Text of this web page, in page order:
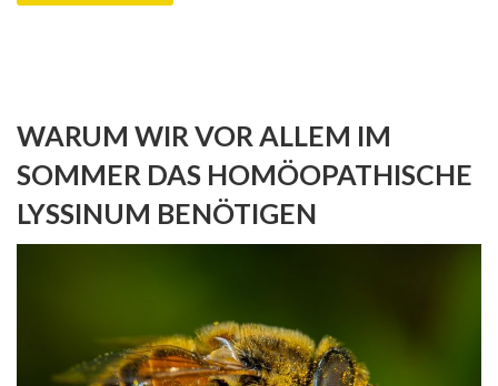
WARUM WIR VOR ALLEM IM
SOMMER DAS HOMÖOPATHISCHE
LYSSINUM BENÖTIGEN